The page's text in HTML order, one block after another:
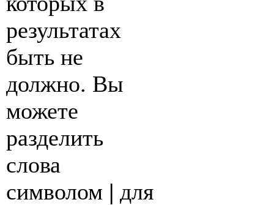
результатах
быть не
должно. Вы
можете
разделить
слова
символом | для